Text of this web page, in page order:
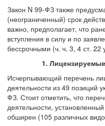
Закон N 99-ФЗ также
(неограниченный) срок
важно, предполагает, что
вступления в силу и по
бессрочными (ч. ч. 3, 4 ст. 22
1.
Исчерпывающий перечень
деятельности из 49 позиций
ФЗ. Стоит отметить, что
деятельности,
обширен (105 различных